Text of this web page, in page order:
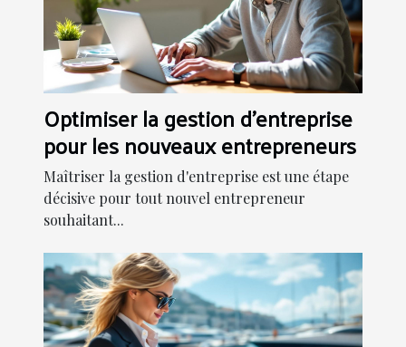
Optimiser la gestion d'entreprise
pour les nouveaux entrepreneurs
Maîtriser la gestion d'entreprise est une étape
décisive pour tout nouvel entrepreneur
souhaitant...